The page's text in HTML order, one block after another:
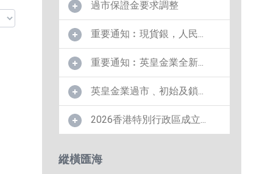
過市保證金要求調整
重要通知︰現貨銀，人民...
重要通知︰英皇金業全新...
英皇金業過市﹑初始及鎖...
2026香港特別行政區成立...
縱橫匯海